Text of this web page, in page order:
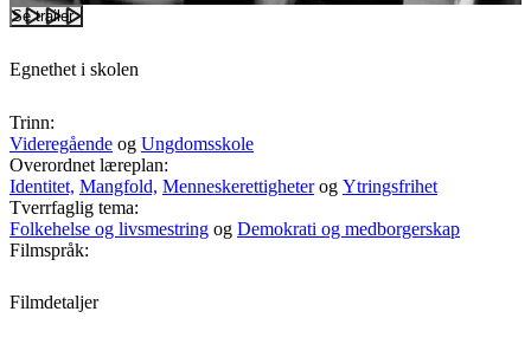
Se trailer
Egnethet i skolen
Trinn:
Videregående og Ungdomsskole
Overordnet læreplan:
Identitet, Mangfold, Menneskerettigheterog Ytringsfrihet
Tverrfaglig tema:
Folkehelse og livsmestring og Demokrati og medborgerskap
Filmspråk:
Filmdetaljer